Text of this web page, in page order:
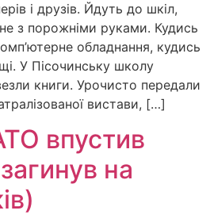
і друзів. Йдуть до шкіл,
з порожніми руками. Кудись
обладнання, кудись
У Пісочинську школу
книги. Урочисто передали
вистави, […]
впустив
на